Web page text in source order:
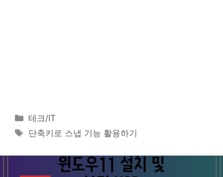
카
테
리
테크/IT
태
단축키로 스냅 기능 활용하기